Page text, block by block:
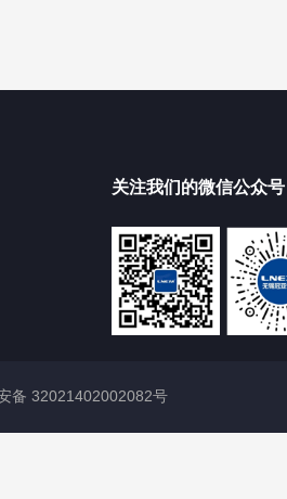
关注我们的微信公众号
备 32021402002082号